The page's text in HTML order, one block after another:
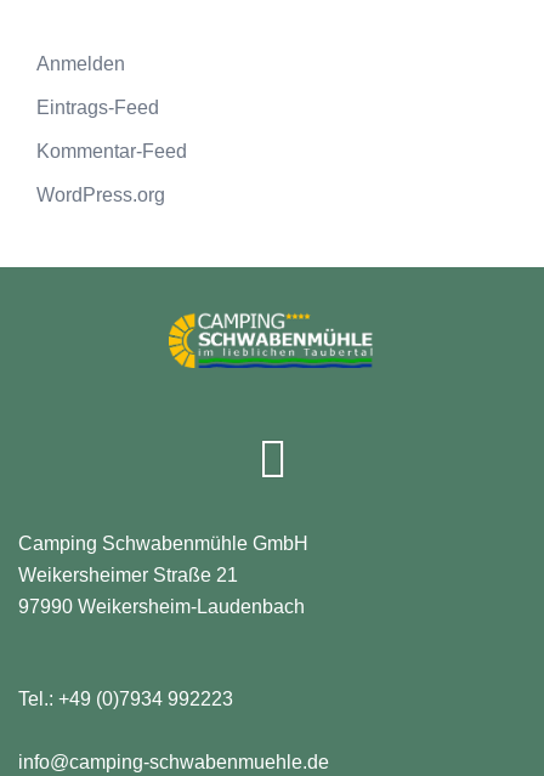
Anmelden
Eintrags-Feed
Kommentar-Feed
WordPress.org
Camping Schwabenmühle GmbH
Weikersheimer Straße 21
97990 Weikersheim-Laudenbach
Tel.: +49 (0)7934 992223
info@camping-schwabenmuehle.de